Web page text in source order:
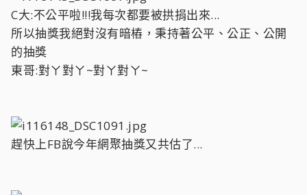
C大:不公平啦!!!我每次都要被拱捐出來...
所以抽獎我絕對沒有暗樁，秉持著公平、公正、公開
的抽獎
東哥:對ㄚ對ㄚ~對ㄚ對ㄚ~
趕快上FB說今年網聚抽獎又共估了...